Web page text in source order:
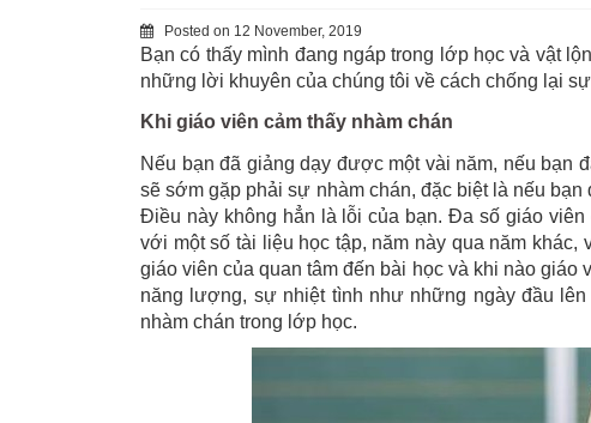
Posted on 12 November, 2019
Bạn có thấy mình đang ngáp trong lớp học và vật
những lời khuyên của chúng tôi về cách chống lại
Khi giáo viên cảm thấy nhàm chán
Nếu bạn đã giảng dạy được một vài năm, nếu bạn
sẽ sớm gặp phải sự nhàm chán, đặc biệt là nếu
Điều này không hẳn là lỗi của bạn. Đa số giáo
với một số tài liệu học tập, năm này qua năm
giáo viên của quan tâm đến bài học và khi nào giáo
năng lượng, sự nhiệt tình như những ngày đầu
nhàm chán trong lớp học.